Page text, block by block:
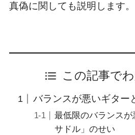
真偽に関しても説明します。
この記事で
バランスが悪いギター
最低限のバランスが
サドル」のせい